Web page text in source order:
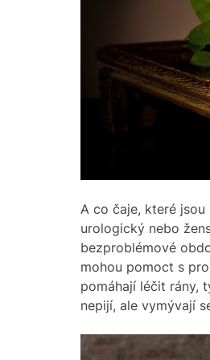
A co čaje, které jsou
urologický nebo
bezproblémové
mohou pomoct s
pomáhají léčit rány,
nepijí, ale vymývají